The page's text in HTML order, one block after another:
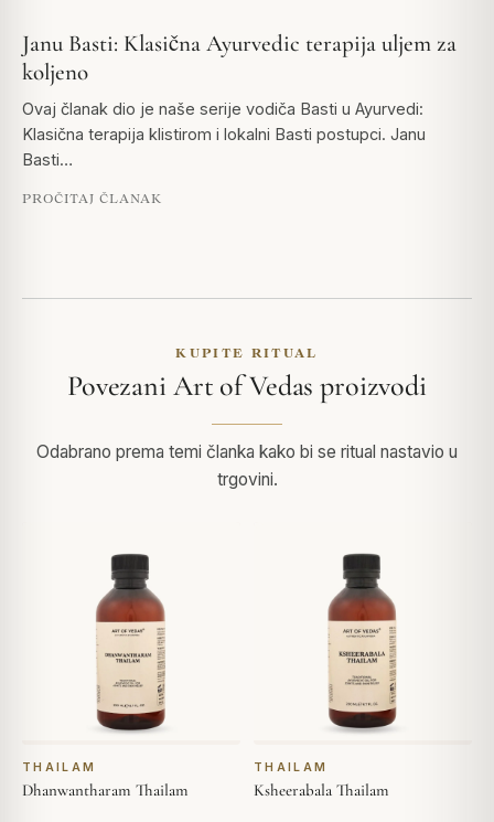
Janu Basti: Klasična Ayurvedic terapija uljem za
koljeno
Ovaj članak dio je naše serije vodiča Basti u Ayurvedi:
Klasična terapija klistirom i lokalni Basti postupci. Janu
Basti…
PROČITAJ ČLANAK
KUPITE RITUAL
Povezani Art of Vedas proizvodi
Odabrano prema temi članka kako bi se ritual nastavio u
trgovini.
THAILAM
Dhanwantharam Thailam
THAILAM
Ksheerabala Thailam